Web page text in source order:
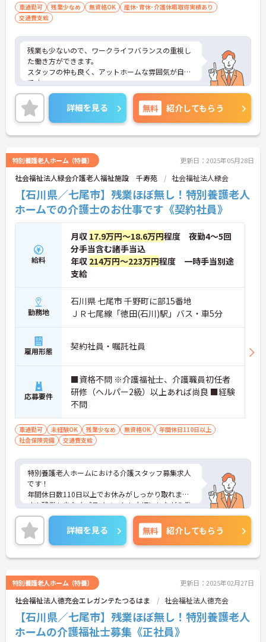
車通勤可 残業少なめ 無資格OK
産休･育休･介護休暇取得実績あり
交通費支給
残業も少ないので、ワークライフバランスの重視し
た働き方ができます。
スタッフの仲も良く、アットホームな雰囲気が自慢
です。
ご興味ある方には、面接対策ポイントなど、詳細を
お話しいたしますのでお気軽にご相談ください。
詳細を見る 無料 紹介してもらう
特別養護老人ホーム（特養） 更新日：2025年05月28日
社会福祉法人緑会介護老人福祉施設 千寿苑 社会福祉法人緑会
【石川県／七尾市】残業ほぼ無し！特別養護老人
ホームでの介護士のお仕事です《契約社員》
給料
月収 17.9万円～18.6万円程度 夜勤4～5回
分手当含む諸手当込
年収 214万円～223万円程度 一時手当別途
支給
勤務地
石川県 七尾市 千野町に部15番地
ＪＲ七尾線「徳田(石川)駅」バス・車5分
雇用形態 契約社員・嘱託社員
応募要件
■資格不問 ※介護福祉士、介護職員初任者
研修（ヘルパー2級）以上あれば尚良 ■経験
不問
車通勤可 未経験OK 残業少なめ 無資格OK
年間休日110日以上
社会保険完備
交通費支給
特別養護老人ホームにおける介護スタッフ募集求人
です！
年間休日数110日以上でお休みがしっかり取れま
す！残業も少なくプライベートも大切にしながら働
ける環境です！
ご興味ある方には、面接のポイントなど、さらに詳
細をお話致しますのでお気軽にご相談ください。
詳細を見る 無料 紹介してもらう
特別養護老人ホーム（特養） 更新日：2025年02月27日
社会福祉法人徳充会エレガンテたつるはま 社会福祉法人徳充会
【石川県／七尾市】残業ほぼ無し！特別養護老人
ホームの介護福祉士募集《正社員》